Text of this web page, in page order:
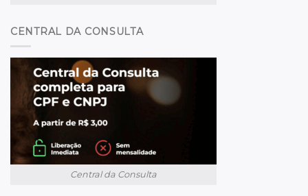
CENTRAL DA CONSULTA
Central da Consulta